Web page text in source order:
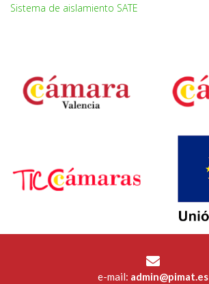
Sistema de aislamiento SATE
e-mail: admin@pimat.es